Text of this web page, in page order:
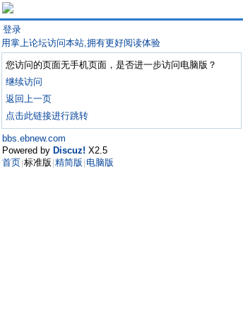
登录
用掌上论坛访问本站,拥有更好阅读体验
您访问的页面无手机页面，是否进一步访问电脑版？
继续访问
返回上一页
点击此链接进行跳转
bbs.ebnew.com
Powered by Discuz! X2.5
首页 标准版 精简版 电脑版